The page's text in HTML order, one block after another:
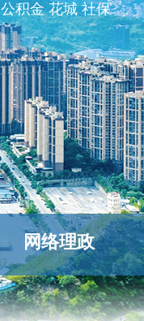
公积金 花城 社保
网络理政